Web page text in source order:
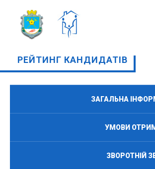
РЕЙТИНГ КАНДИДАТІВ
ЗАГАЛЬНА
УМОВИ
ЗВОРОТНІЙ